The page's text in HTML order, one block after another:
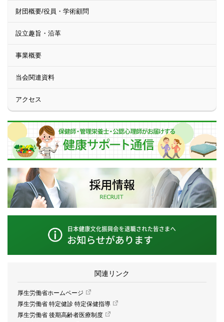
財団概要/役員・学術顧問
設立趣旨・沿革
事業概要
当会関連資料
アクセス
関連リンク
厚生労働省ホームページ
厚生労働省 特定健診 特定保健指導
厚生労働省 後期高齢者医療制度